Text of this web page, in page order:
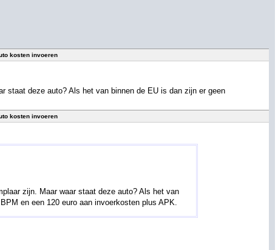
kosten invoeren
staat deze auto? Als het van binnen de EU is dan zijn er geen
kosten invoeren
zijn. Maar waar staat deze auto? Als het van
en een 120 euro aan invoerkosten plus APK.